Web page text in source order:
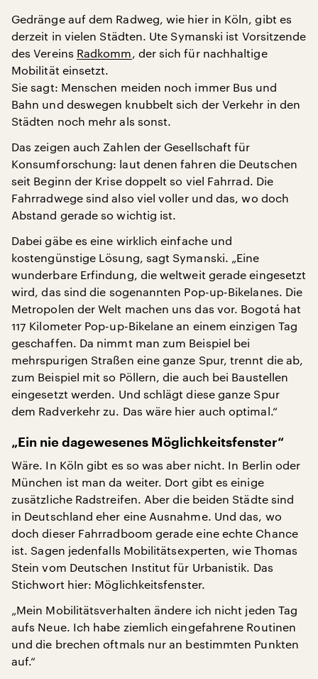
Gedränge auf dem Radweg, wie hier in Köln, gibt es
derzeit in vielen Städten. Ute Symanski ist Vorsitzende
des Vereins Radkomm , der sich für nachhaltige
Mobilität einsetzt.
Sie sagt: Menschen meiden noch immer Bus und
Bahn und deswegen knubbelt sich der Verkehr in den
Städten noch mehr als sonst.
Das zeigen auch Zahlen der Gesellschaft für
Konsumforschung: laut denen fahren die Deutschen
seit Beginn der Krise doppelt so viel Fahrrad. Die
Fahrradwege sind also viel voller und das, wo doch
Abstand gerade so wichtig ist.
Dabei gäbe es eine wirklich einfache und
kostengünstige Lösung, sagt Symanski. „Eine
wunderbare Erfindung, die weltweit gerade eingesetzt
wird, das sind die sogenannten Pop-up-Bikelanes. Die
Metropolen der Welt machen uns das vor. Bogotá hat
117 Kilometer Pop-up-Bikelane an einem einzigen Tag
geschaffen. Da nimmt man zum Beispiel bei
mehrspurigen Straßen eine ganze Spur, trennt die ab,
zum Beispiel mit so Pöllern, die auch bei Baustellen
eingesetzt werden. Und schlägt diese ganze Spur
dem Radverkehr zu. Das wäre hier auch optimal.“
„Ein nie dagewesenes Möglichkeitsfenster“
Wäre. In Köln gibt es so was aber nicht. In Berlin oder
München ist man da weiter. Dort gibt es einige
zusätzliche Radstreifen. Aber die beiden Städte sind
in Deutschland eher eine Ausnahme. Und das, wo
doch dieser Fahrradboom gerade eine echte Chance
ist. Sagen jedenfalls Mobilitätsexperten, wie Thomas
Stein vom Deutschen Institut für Urbanistik. Das
Stichwort hier: Möglichkeitsfenster.
„Mein Mobilitätsverhalten ändere ich nicht jeden Tag
aufs Neue. Ich habe ziemlich eingefahrene Routinen
und die brechen oftmals nur an bestimmten Punkten
auf.“